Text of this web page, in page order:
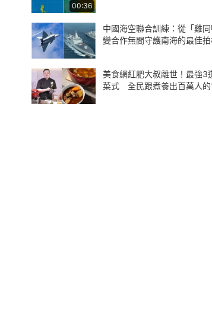
00:36
中國海空聯合訓練：從「雞同
變合作無間守護南海的最佳
美食網紅肥大叔離世！最強3
菜式 全民跟煮養出百萬人的